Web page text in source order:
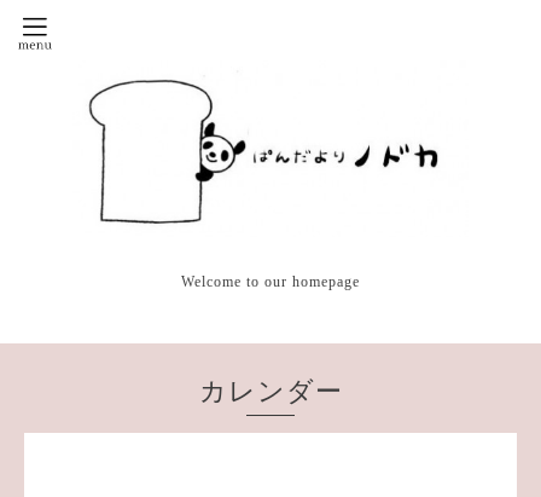
Welcome to our homepage
カレンダー